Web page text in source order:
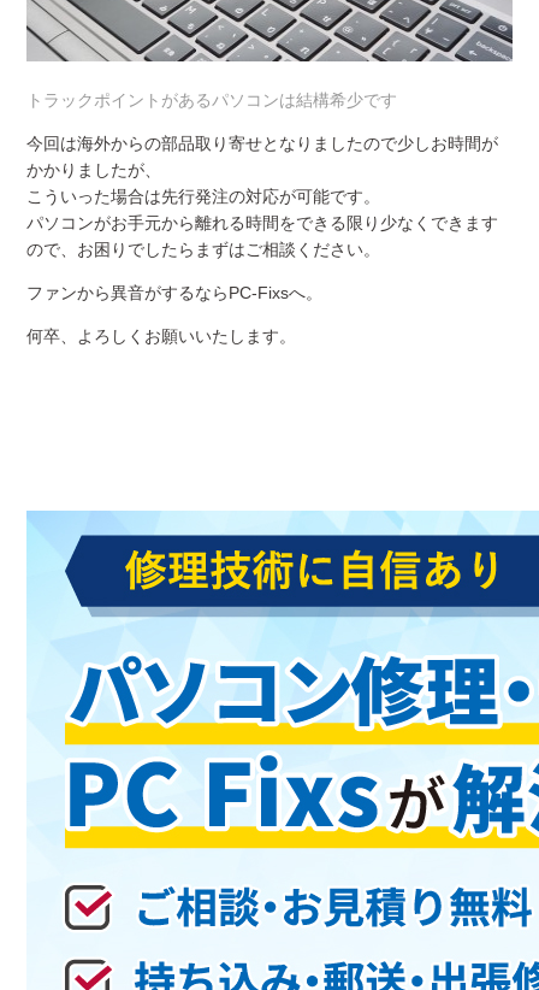
トラックポイントがあるパソコンは結構希少です
今回は海外からの部品取り寄せとなりましたので少しお時間が
かかりましたが、
こういった場合は先行発注の対応が可能です。
パソコンがお手元から離れる時間をできる限り少なくできます
ので、お困りでしたらまずはご相談ください。
ファンから異音がするならPC-Fixsへ。
何卒、よろしくお願いいたします。